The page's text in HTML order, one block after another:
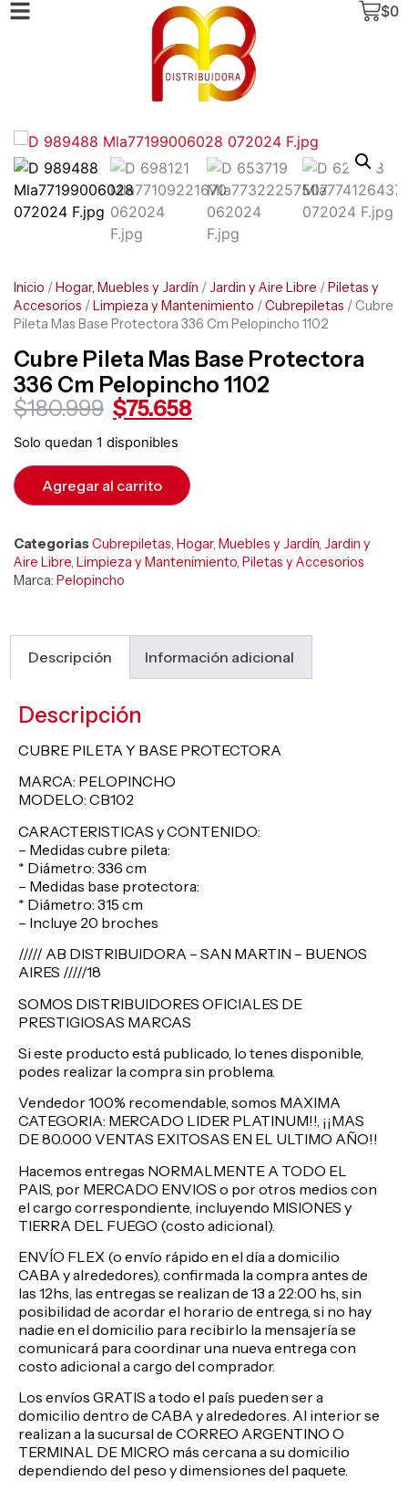
$0
Inicio /Hogar, Muebles y Jardín /Jardin y Aire Libre /Piletas y
Accesorios /Limpieza y Mantenimiento /Cubrepiletas / Cubre
Pileta Mas Base Protectora 336 Cm Pelopincho 1102
Cubre Pileta Mas Base Protectora
336 Cm Pelopincho 1102
$180.999 $75.658
Solo quedan 1 disponibles
Agregar al carrito
CategoriasCubrepiletas, Hogar, Muebles y Jardín, Jardin y
Aire Libre, Limpieza y Mantenimiento, Piletas y Accesorios
Marca: Pelopincho
Descripción Información adicional
Descripción
CUBRE PILETA Y BASE PROTECTORA
MARCA: PELOPINCHO
MODELO: CB102
CARACTERISTICAS y CONTENIDO:
– Medidas cubre pileta:
* Diámetro: 336 cm
– Medidas base protectora:
* Diámetro: 315 cm
– Incluye 20 broches
///// AB DISTRIBUIDORA – SAN MARTIN – BUENOS
AIRES /////18
SOMOS DISTRIBUIDORES OFICIALES DE
PRESTIGIOSAS MARCAS
Si este producto está publicado, lo tenes disponible,
podes realizar la compra sin problema.
Vendedor 100% recomendable, somos MAXIMA
CATEGORIA: MERCADO LIDER PLATINUM!!, ¡¡MAS
DE 80.000 VENTAS EXITOSAS EN EL ULTIMO AÑO!!
Hacemos entregas NORMALMENTE A TODO EL
PAIS, por MERCADO ENVIOS o por otros medios con
el cargo correspondiente, incluyendo MISIONES y
TIERRA DEL FUEGO (costo adicional).
ENVÍO FLEX (o envío rápido en el día a domicilio
CABA y alrededores), confirmada la compra antes de
las 12hs, las entregas se realizan de 13 a 22:00 hs, sin
posibilidad de acordar el horario de entrega, si no hay
nadie en el domicilio para recibirlo la mensajería se
comunicará para coordinar una nueva entrega con
costo adicional a cargo del comprador.
Los envíos GRATIS a todo el país pueden ser a
domicilio dentro de CABA y alrededores. Al interior se
realizan a la sucursal de CORREO ARGENTINO O
TERMINAL DE MICRO más cercana a su domicilio
dependiendo del peso y dimensiones del paquete.